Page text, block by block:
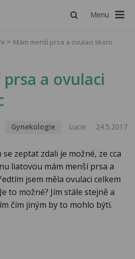
Menu
Mám menší prsa a ovulaci skoro
a ovulaci
Gynekologie Lucie 24.5.2017
zeptat zdali je možné, ze cca
liatovou mám menší prsa a
jsem měla ovulaci celkem
to možné? Jím stále stejně a
čím jiným by to mohlo býti.